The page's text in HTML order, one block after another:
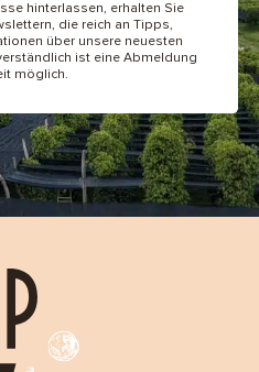
hinterlassen, erhalten Sie
die reich an Tipps,
über unsere neuesten
ist eine Abmeldung
möglich.